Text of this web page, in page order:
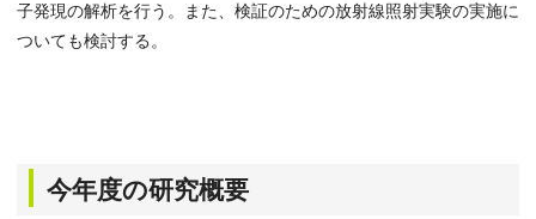
子発現の解析を行う。また、検証のための放射線照射実験の実施に
ついても検討する。
今年度の研究概要